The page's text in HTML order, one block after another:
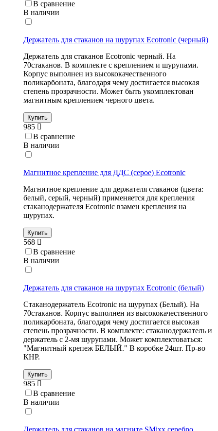
В сравнение
В наличии
Держатель для стаканов на шурупах Ecotronic (черный)
Держатель для стаканов Ecotronic черный. На
70стаканов. В комплекте с креплением и шурупами.
Корпус выполнен из высококачественного
поликарбоната, благодаря чему достигается высокая
степень прозрачности. Может быть укомплектован
магнитным креплением черного цвета.
Купить
985
В сравнение
В наличии
Магнитное крепление для ДДС (серое) Ecotronic
Магнитное крепление для держателя стаканов (цвета:
белый, серый, черный) применяется для крепления
стаканодержателя Ecotronic взамен крепления на
шурупах.
Купить
568
В сравнение
В наличии
Держатель для стаканов на шурупах Ecotronic (белый)
Стаканодержатель Ecotronic на шурупах (Белый). На
70стаканов. Корпус выполнен из высококачественного
поликарбоната, благодаря чему достигается высокая
степень прозрачности. В комплекте: стаканодержатель и
держатель с 2-мя шурупами. Может комплектоваться:
"Магнитный крепеж БЕЛЫЙ." В коробке 24шт. Пр-во
КНР.
Купить
985
В сравнение
В наличии